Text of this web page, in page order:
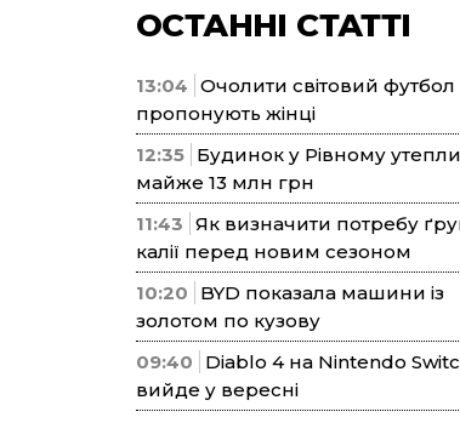
ОСТАННІ СТАТТІ
13:04 Очолити світовий футбол
пропонують жінці
12:35 Будинок у Рівному
майже 13 млн грн
11:43 Як визначити потребу
калії перед новим сезоном
10:20
BYD показала машини із
золотом по кузову
09:40
Diablo 4 на Nintendo
вийде у вересні